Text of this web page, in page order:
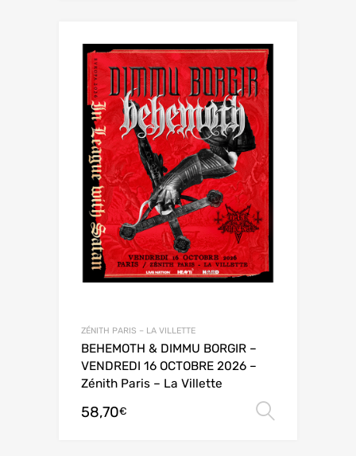
ZÉNITH PARIS – LA VILLETTE
BEHEMOTH & DIMMU BORGIR –
VENDREDI 16 OCTOBRE 2026 –
Zénith Paris – La Villette
58,70€